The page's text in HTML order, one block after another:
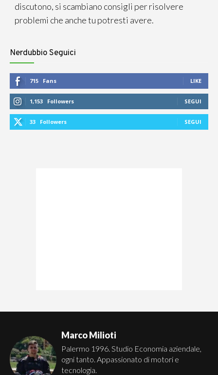
discutono, si scambiano consigli per risolvere
problemi che anche tu potresti avere.
Nerdubbio Seguici
715 Fans LIKE
1,153 Followers SEGUI
33 Followers SEGUI
Marco Milioti
Palermo 1996. Studio Economia aziendale,
ogni tanto. Appassionato di motori e
tecnologia.